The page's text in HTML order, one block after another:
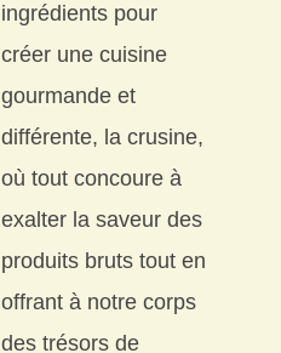
ingrédients pour
créer une cuisine
gourmande et
différente, la crusine,
où tout concoure à
exalter la saveur des
produits bruts tout en
offrant à notre corps
des trésors de